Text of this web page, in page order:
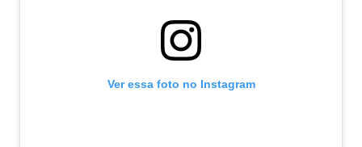
Ver essa foto no Instagram